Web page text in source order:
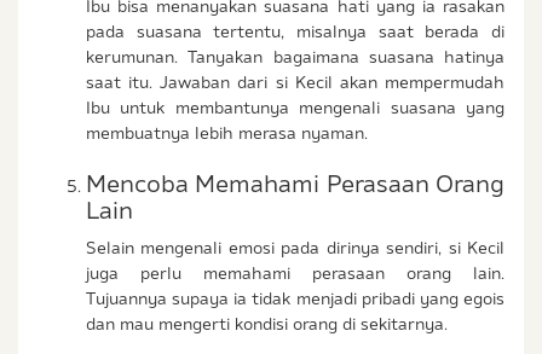
Ibu bisa menanyakan suasana hati yang ia rasakan
pada suasana tertentu, misalnya saat berada di
kerumunan. Tanyakan bagaimana suasana hatinya
saat itu. Jawaban dari si Kecil akan mempermudah
Ibu untuk membantunya mengenali suasana yang
membuatnya lebih merasa nyaman.
Mencoba Memahami Perasaan Orang
Lain
Selain mengenali emosi pada dirinya sendiri, si Kecil
juga perlu memahami perasaan orang lain.
Tujuannya supaya ia tidak menjadi pribadi yang egois
dan mau mengerti kondisi orang di sekitarnya.